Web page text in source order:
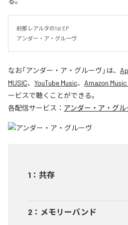
刹那レアルタの1st EP
アンダー・ア・グルーヴ
なお「アンダー・ア・グルーヴ 」は、
MUSIC、 YouTube Music、 Amazon
ービスで聴くことができる。
各配信サービス： アンダー・ア・グル
1 ： 共存
2 ： メモリーバンド